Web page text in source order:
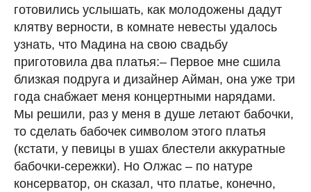
готовились услышать, как молодожены дадут
клятву верности, в комнате невесты удалось
узнать, что Мадина на свою свадьбу
приготовила два платья:– Первое мне сшила
близкая подруга и дизайнер Айман, она уже три
года снабжает меня концертными нарядами.
Мы решили, раз у меня в душе летают бабочки,
то сделать бабочек символом этого платья
(кстати, у певицы в ушах блестели аккуратные
бабочки-сережки). Но Олжас – по натуре
консерватор, он сказал, что платье, конечно,